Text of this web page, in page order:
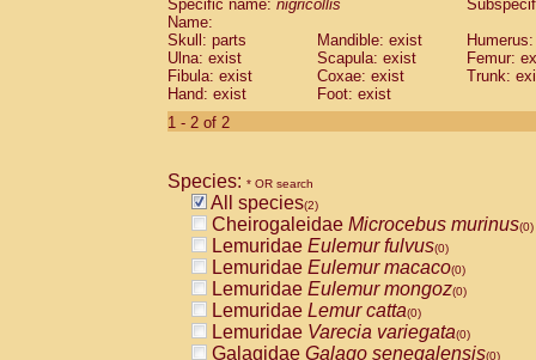
CebidaeCebus apella
Cebidae
Cebidae Cebus nigrivittatus
Cebidae Cebusspp.(0)
Cebidae Saimiri boliviensis
CebidaeSaimiri sciureus(0)
AtelidaeAlouatta caraya(0)
Atelidae Alouatta seniculus
AtelidaeAlouatta
AtelidaeAteles belzebuth(0)
AtelidaeAteles geoffroyi(0)
AtelidaeAteles paniscus(0)
AtelidaeAtelesspp. (0)
AtelidaeLagothrix lagothricha
AtelidaeLagothrix lagothricha cana
PitheciidaeCacajao calvus
Specific name: nigricollis
Name:
Skull: parts
Mandible: exist
Ulna: exist
Scapula: exist
Femur:
Fibula: exist
Coxae: exist
Trunk:
Hand: exist
Foot: exist
1 - 2 of 2
Species: * OR search
All species(2)
Cheirogaleidae Microcebus murinus(0)
Lemuridae Eulemur fulvus(0)
Lemuridae Eulemur macaco(0)
Lemuridae Eulemur mongoz(0)
Lemuridae Lemur catta(0)
Lemuridae Varecia variegata(0)
Galagidae Galago senegalensis(0)